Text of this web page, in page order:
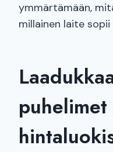
ymmärtämään,
millainen laite